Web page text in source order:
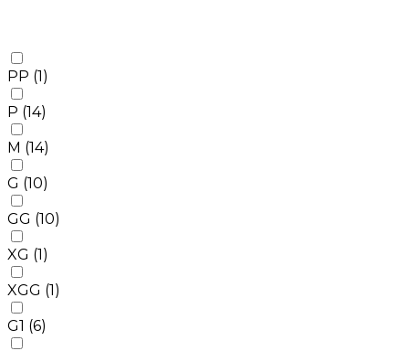
PP (1)
P (14)
M (14)
G (10)
GG (10)
XG (1)
XGG (1)
G1 (6)